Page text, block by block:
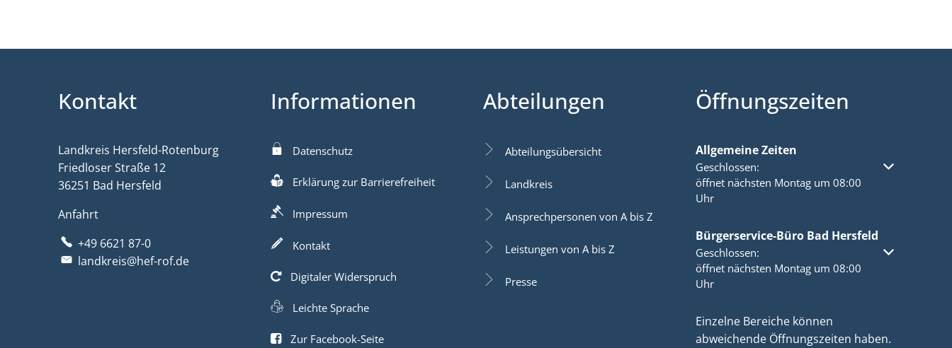
Kontakt
Landkreis Hersfeld-Rotenburg
Friedloser Straße 12
36251 Bad Hersfeld
Anfahrt
+49 6621 87-0
landkreis@hef-rof.de
Informationen
Datenschutz
Erklärung zur Barrierefreiheit
Impressum
Kontakt
Digitaler Widerspruch
Leichte Sprache
Zur Facebook-Seite
Abteilungen
Abteilungsübersicht
Landkreis
Ansprechpersonen von A bis Z
Leistungen von A bis Z
Presse
Öffnungszeiten
Allgemeine Zeiten
Klicken, um weitere Öffnungs- oder Schließzeiten
Geschlossen:
öffnet nächsten Montag um 08:00
Uhr
Bürgerservice-Büro Bad Hersfeld
Klicken, um weitere Öffnungs- oder Schließzeiten
Geschlossen:
öffnet nächsten Montag um 08:00
Uhr
Einzelne Bereiche können
abweichende Öffnungszeiten haben.